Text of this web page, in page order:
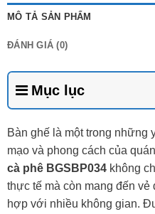
MÔ TẢ SẢN PHẨM
ĐÁNH GIÁ (0)
Mục lục
Bàn ghế là một trong những
mạo và phong cách của
cà phê BGSBP034 không
thực tế mà còn mang đến
hợp với nhiều không gian.